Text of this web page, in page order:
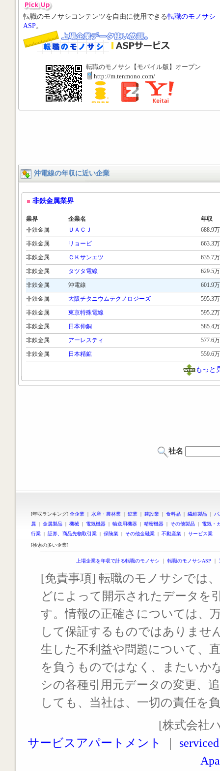
転職のモノサシコンテンツを自由に使用できる転職のモノサシ
ASP。
転職のモノサシ【モバイル版】オープン
http://m.tenmono.com/
沖電線の年収に近い企業
非鉄金属業界
業界 企業名
年収
非鉄金属
ＵＡＣＪ
688.9万
非鉄金属
リョービ
663.3万
非鉄金属
ＣＫサンエツ
635.7万
非鉄金属
タツタ電線
629.5万
非鉄金属
沖電線
601.9万
非鉄金属
大阪チタニウムテクノロジーズ
595.3万
非鉄金属
東京特殊電線
595.2万
非鉄金属
日本伸銅
585.4万
非鉄金属
アーレスティ
577.6万
非鉄金属
日本精鉱 559.6万
もっと
社名
[年収ランキング] 全企業 | 水産・農林業 | 鉱業 | 建設業 | 食料品 | 繊維製品 |
属 | 金属製品 | 機械 | 電気機器 | 輸送用機器 | 精密機器 | その他製品 | 電気・
行業 | 証券、商品先物取引業 | 保険業 | その他金融業 | 不動産業 | サービス業
[検索の多い企業]
上場企業を年収で計る転職のモノサシ ｜ 転職のモノサシASP ｜
[免責事項] 転職のモノサシでは
どによって開示されたデータを
す。情報の正確さについては、
して保証するものではありませ
生した不利益や問題について、
を負うものではなく、またいか
シの各種引用元データの変更、
しても、当社は、一切の責任を
[株式会社
サービスアパートメント